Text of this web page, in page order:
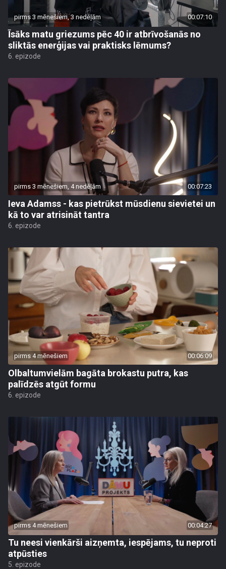
pirms 3 mēnešiem, 3 nedēļām 00:07:10
Īsāks matu griezums pēc 40 ir atbrīvošanās no
sliktās enerģijas vai praktisks lēmums?
6. epizode
pirms 3 mēnešiem, 4 nedēļām 00:07:23
Ieva Adamss - kas pietrūkst mūsdienu sievietei un
kā to var atrisināt tantra
6. epizode
pirms 4 mēnešiem 00:06:09
Olbaltumvielām bagāta brokastu putra, kas
palīdzēs atgūt formu
6. epizode
pirms 4 mēnešiem 00:04:27
Tu neesi vienkārši aizņemta, iespējams, tu neproti
atpūsties
5. epizode